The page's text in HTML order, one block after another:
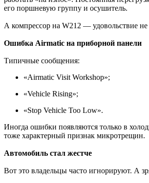
его поршневую группу и осушитель.
А компрессор на W212 — удовольствие
Ошибка Airmatic на приборной панели
Типичные сообщения:
«Airmatic Visit Workshop»;
«Vehicle Rising»;
«Stop Vehicle Too Low».
Иногда ошибки появляются только в
тоже характерный признак микротрещин.
Автомобиль стал жестче
Вот это владельцы часто игнорируют. А